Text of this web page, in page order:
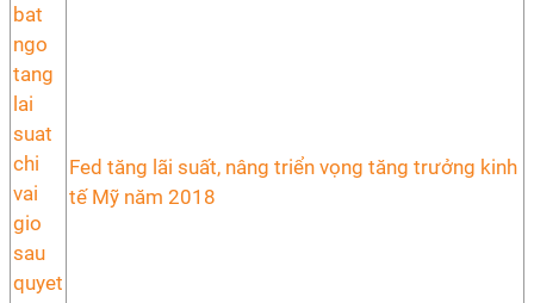
Fed tăng lãi suất, nâng triển vọng tăng trưởng kinh
tế Mỹ năm 2018